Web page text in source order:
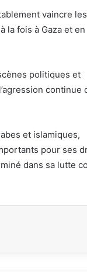
vaincre les
la fois à Gaza et en
politiques et
continue
et islamiques,
pour ses
dans sa lutte